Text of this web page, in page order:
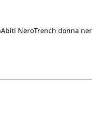
Abiti NeroTrench donna